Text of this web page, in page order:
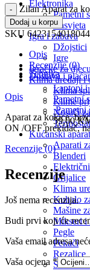
Elektronika
Pametni
Rasvjeta
Igra i zabava
Džojstici
Igre
Igračke za djecu
Klima uređaji i
Klima
Klime
Nosači
Termostat
Kućanski
Aparati
Blenderi
Grijalice
Klima
Kuhalo
Mašine
Mikseri i
Pegle
Pekači
Rezalice
Sokovnik
Tehnika
Laptopi i
Pametni
Pametni
59,00
Zilan Aparat za
Dodaj u korpu
SKU 6423154018044
Opis
Recenzije (0)
Dostava i
Opis
Aparat za kokice,
ON /OFF prekidač,
Recenzije (0)
Recenzije
Još nema recenzija.
Budi prvi koji će
Vaša email adresa
Vaša ocjena *